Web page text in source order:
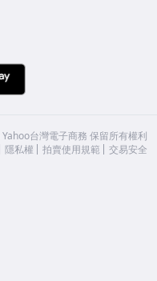
Yahoo台灣電子商務 保留所有權利
隱私權 拍賣使用規範 交易安全